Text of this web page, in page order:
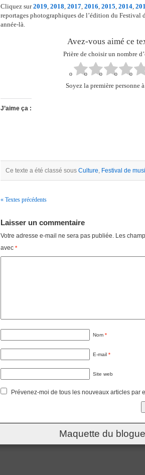
Cliquez sur2019, 2018, 2017, 2016, 2015, 2014,
reportages photographiques de l’édition du Festival
année-là.
Avez-vous aimé ce
Prière de choisir un nombre
Soyez la première personne
J’aime ça :
Ce texte a été classé sous Culture, Festival de
« Textes précédents
Laisser un commentaire
Votre adresse e-mail ne sera pas publiée. Les
avec *
Nom *
E-mail *
Site web
Prévenez-moi de tous les nouveaux articles par
Maquette du